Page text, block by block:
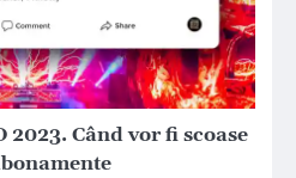
2023. Când vor fi scoase